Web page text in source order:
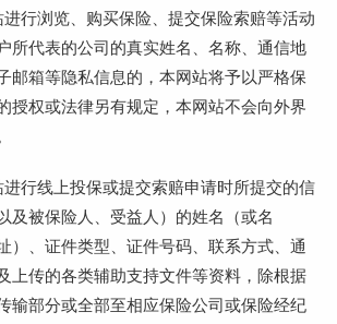
进行浏览、购买保险、提交保险索赔等活动
所代表的公司的真实姓名、名称、通信地
邮箱等隐私信息的，本网站将予以严格保
授权或法律另有规定，本网站不会向外界
进行线上投保或提交索赔申请时所提交的信
及被保险人、受益人）的姓名（或名
）、证件类型、证件号码、联系方式、通
上传的各类辅助支持文件等资料，除根据
输部分或全部至相应保险公司或保险经纪